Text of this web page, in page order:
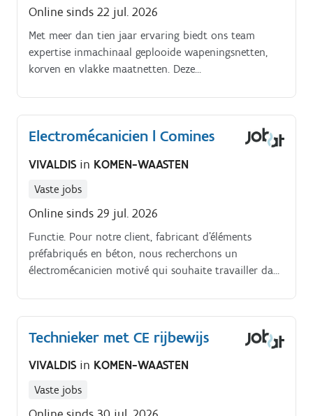
Online sinds 22 jul. 2026
Met meer dan tien jaar ervaring biedt ons team
expertise inmachinaal geplooide wapeningsnetten,
korven en vlakke maatnetten. Deze
Electromécanicien l Comines
VIVALDIS in KOMEN-WAASTEN
Vaste jobs
Online sinds 29 jul. 2026
Functie. Pour notre client, fabricant d'éléments
préfabriqués en béton, nous recherchons un
électromécanicien motivé qui souhaite travailler dans
Technieker met CE rijbewijs
VIVALDIS in KOMEN-WAASTEN
Vaste jobs